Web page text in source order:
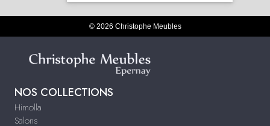
© 2026 Christophe Meubles
NOS COLLECTIONS
Himolla
Salons